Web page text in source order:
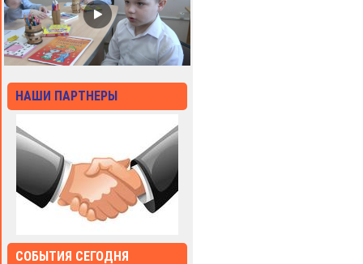
НАШИ ПАРТНЕРЫ
СОБЫТИЯ СЕГОДНЯ